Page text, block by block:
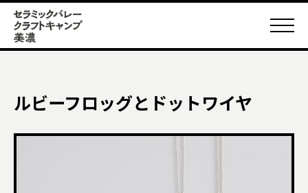
ルビーフロッグとドットワイヤ